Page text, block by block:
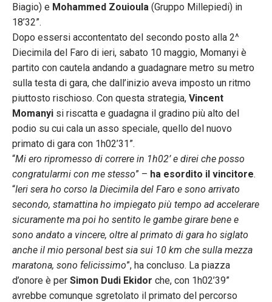
Biagio) e Mohammed Zouioula (Gruppo Millepiedi) in
18’32”.
Dopo essersi accontentato del secondo posto alla 2^
Diecimila del Faro di ieri, sabato 10 maggio, Momanyi è
partito con cautela andando a guadagnare metro su metro
sulla testa di gara, che dall’inizio aveva imposto un ritmo
piuttosto rischioso. Con questa strategia, Vincent
Momanyi si riscatta e guadagna il gradino più alto del
podio su cui cala un asso speciale, quello del nuovo
primato di gara con 1h02’31”.
“Mi ero ripromesso di correre in 1h02’ e direi che posso
congratularmi con me stesso” – ha esordito il vincitore.
“Ieri sera ho corso la Diecimila del Faro e sono arrivato
secondo, stamattina ho impiegato più tempo ad accelerare
sicuramente ma poi ho sentito le gambe girare bene e
sono andato a vincere, oltre al primato di gara ho siglato
anche il mio personal best sia sui 10 km che sulla mezza
maratona, sono felicissimo”, ha concluso. La piazza
d’onore è per Simon Dudi Ekidor che, con 1h02’39”
avrebbe comunque sgretolato il primato del percorso